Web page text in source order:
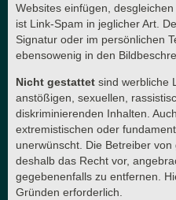
Websites einfügen,
ist Link-Spam in jeglicher Art.
Signatur oder im persönlichen
ebensowenig in den
Nicht gestattet sind werbliche
anstößigen, sexuellen,
diskriminierenden Inhalten.
extremistischen oder
unerwünscht. Die Betreiber
deshalb das Recht vor,
gegebenenfalls zu entfernen.
Gründen erforderlich.